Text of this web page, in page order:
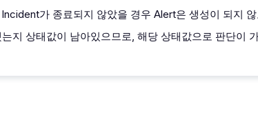
가 종료되지 않았을 경우 Alert은 생성이 되지
지 상태값이 남아있으므로, 해당 상태값으로 판단이